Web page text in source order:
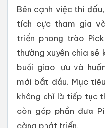
Bên cạnh việc thi
tích cực tham gia
triển phong trào
thường xuyên chia sẻ
buổi giao lưu và
mới bắt đầu. Mục
không chỉ là tiếp tục
còn góp phần đưa
càng phát triển.